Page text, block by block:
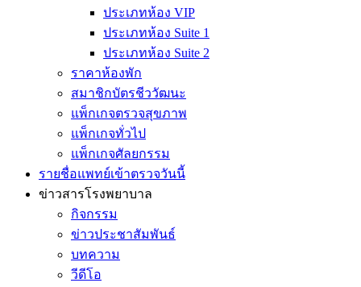
ประเภทห้อง VIP
ประเภทห้อง Suite 1
ประเภทห้อง Suite 2
ราคาห้องพัก
สมาชิกบัตรชีววัฒนะ
แพ็กเกจตรวจสุขภาพ
แพ็กเกจทั่วไป
แพ็กเกจศัลยกรรม
รายชื่อแพทย์เข้าตรวจวันนี้
ข่าวสารโรงพยาบาล
กิจกรรม
ข่าวประชาสัมพันธ์
บทความ
วีดีโอ